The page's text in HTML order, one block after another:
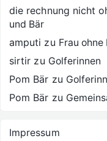
die rechnung nicht
und Bär
amputi zu Frau ohne
sirtir zu Golferinnen
Pom Bär zu
Pom Bär zu
Impressum